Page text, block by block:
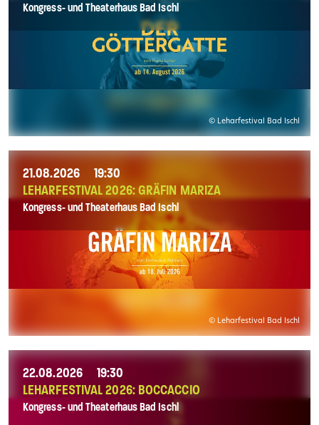
Kongress- und Theaterhaus Bad Ischl
© Leharfestival Bad Ischl
21.08.2026
19:30
LEHARFESTIVAL 2026: GRÄFIN MARIZA
Kongress- und Theaterhaus Bad Ischl
© Leharfestival Bad Ischl
22.08.2026
19:30
LEHARFESTIVAL 2026: BOCCACCIO
Kongress- und Theaterhaus Bad Ischl